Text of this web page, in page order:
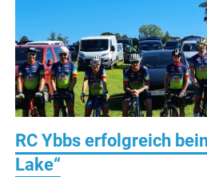
RC Ybbs erfolgreich
Lake“